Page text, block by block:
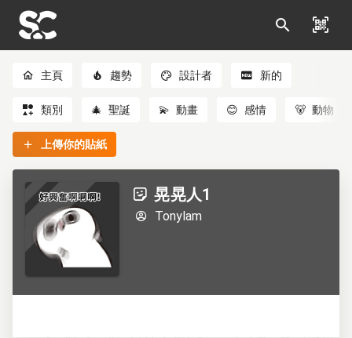
主頁 趨勢 設計者 新的
類別 🎄 聖誕 💫 動畫 😊 感情 🐻 動物
上傳你的貼紙
晃晃人1
Tonylam